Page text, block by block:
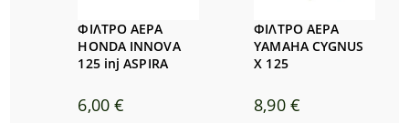
ΦΙΛΤΡΟ ΑΕΡΑ
HONDA INNOVA
125 inj ASPIRA
6,00 €
ΦΙΛΤΡΟ ΑΕΡΑ
YAMAHA CYGNUS
X 125
8,90 €